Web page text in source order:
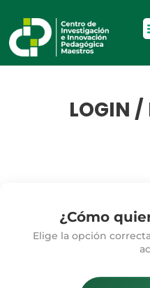
LOGIN /
¿Cómo
Elige la opción